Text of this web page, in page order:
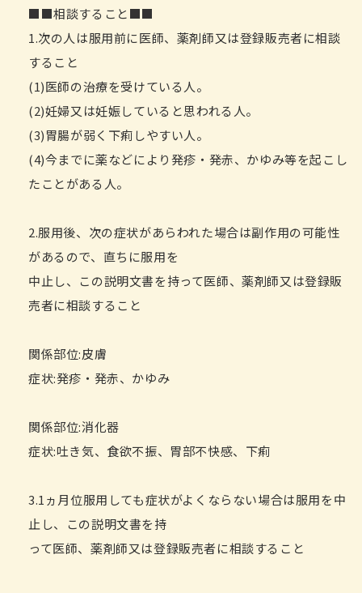
■■相談すること■■
1.次の人は服用前に医師、薬剤師又は登録販売者に相談
すること
(1)医師の治療を受けている人。
(2)妊婦又は妊娠していると思われる人。
(3)胃腸が弱く下痢しやすい人。
(4)今までに薬などにより発疹・発赤、かゆみ等を起こし
たことがある人。
2.服用後、次の症状があらわれた場合は副作用の可能性
があるので、直ちに服用を
中止し、この説明文書を持って医師、薬剤師又は登録販
売者に相談すること
関係部位:皮膚
症状:発疹・発赤、かゆみ
関係部位:消化器
症状:吐き気、食欲不振、胃部不快感、下痢
3.1ヵ月位服用しても症状がよくならない場合は服用を中
止し、この説明文書を持
って医師、薬剤師又は登録販売者に相談すること